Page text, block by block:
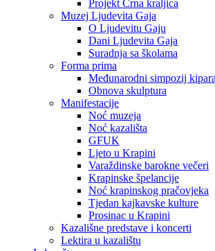
Projekt Crna kraljica
Muzej Ljudevita Gaja
O Ljudevitu Gaju
Dani Ljudevita Gaja
Suradnja sa školama
Forma prima
Međunarodni simpozij
Obnova skulptura
Manifestacije
Noć muzeja
Noć kazališta
GFUK
Ljeto u Krapini
Varaždinske barokne večeri
Krapinske špelancije
Noć krapinskog pračovjeka
Tjedan kajkavske kulture
Prosinac u Krapini
Kazališne predstave i koncerti
Lektira u kazalištu